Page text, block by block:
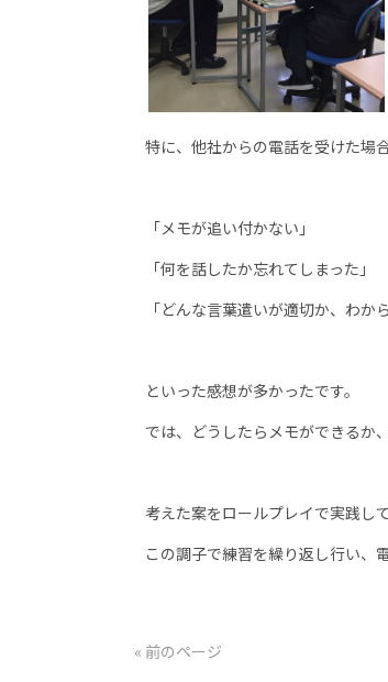
特に、他社からの電話を受けた場
「メモが追い付かない」
「何を話したか忘れてしまった」
「どんな言葉遣いが適切か、わか
といった感想が多かったです。
では、どうしたらメモができるか
考えた案をロールプレイで実践し
この調子で練習を繰り返し行い、
« 前のページ